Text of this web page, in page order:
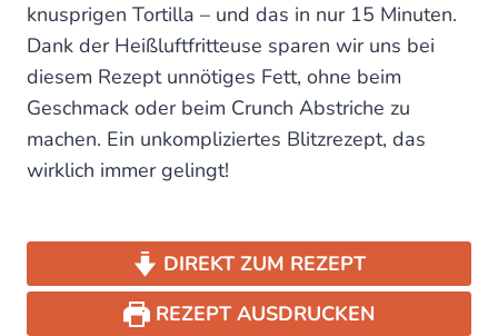
knusprigen Tortilla – und das in nur 15 Minuten.
Dank der Heißluftfritteuse sparen wir uns bei
diesem Rezept unnötiges Fett, ohne beim
Geschmack oder beim Crunch Abstriche zu
machen. Ein unkompliziertes Blitzrezept, das
wirklich immer gelingt!
DIREKT ZUM REZEPT
REZEPT AUSDRUCKEN